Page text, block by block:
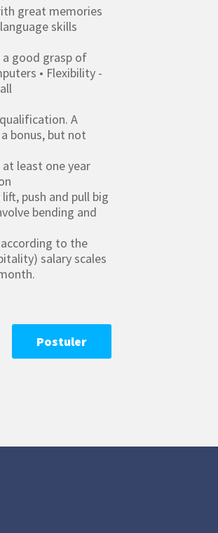
great memories
skills
a good grasp of
• Flexibility -
A
bonus, but not
at least one year
push and pull big
bending and
to the
salary scales
Postuler